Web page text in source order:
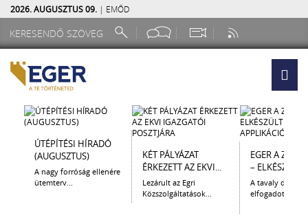
2026. AUGUSZTUS 09. | EMŐD
ÚTÉPÍTÉSI HÍRADÓ
(AUGUSZTUS)
A nagy forróság ellenére
ütemterv...
KÉT PÁLYÁZAT
ÉRKEZETT AZ EKVI...
Lezárult az Egri
Közszolgáltatások...
EGER A
– ELKÉSZÜLT
A tavaly
elfogadott